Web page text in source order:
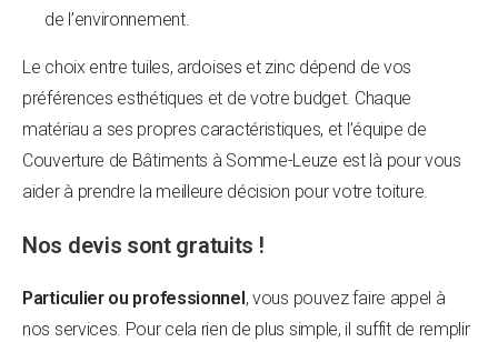
de l’environnement.
Le choix entre tuiles, ardoises et zinc dépend de vos
préférences esthétiques et de votre budget. Chaque
matériau a ses propres caractéristiques, et l’équipe de
Couverture de Bâtiments à Somme-Leuze est là pour vous
aider à prendre la meilleure décision pour votre toiture.
Nos devis sont gratuits !
Particulier ou professionnel , vous pouvez faire appel à
nos services. Pour cela rien de plus simple, il suffit de remplir